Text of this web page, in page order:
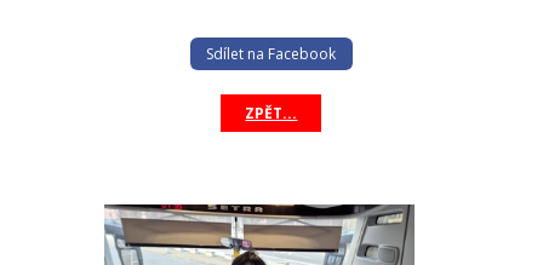
Sdílet na Facebook
ZPĚT...